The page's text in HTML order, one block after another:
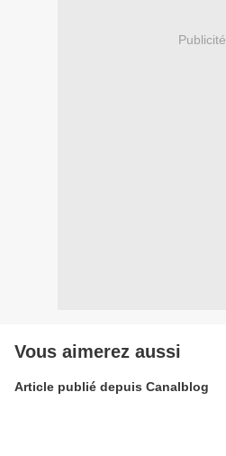
Publicité
Vous aimerez aussi
Article publié depuis Canalblog